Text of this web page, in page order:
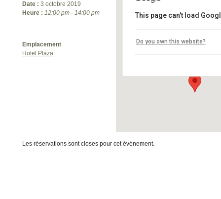
Hotel Plaza
This page can't load
Do you own this website?
Date : 3 octobre 2019
Heure : 12:00 pm - 14:00 pm
Emplacement
Hotel Plaza
Les réservations sont closes pour cet événement.